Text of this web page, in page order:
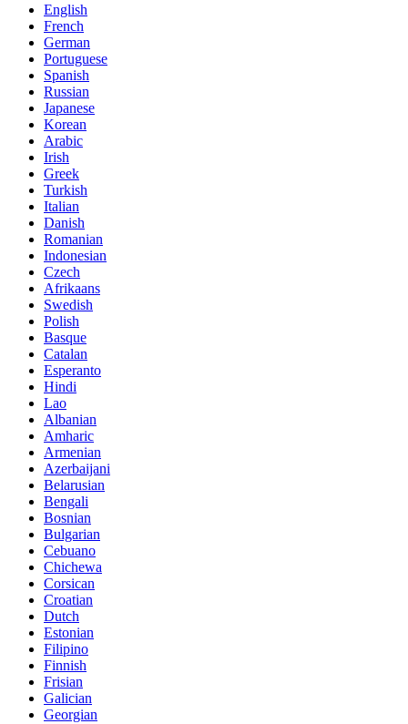
English
French
German
Portuguese
Spanish
Russian
Japanese
Korean
Arabic
Irish
Greek
Turkish
Italian
Danish
Romanian
Indonesian
Czech
Afrikaans
Swedish
Polish
Basque
Catalan
Esperanto
Hindi
Lao
Albanian
Amharic
Armenian
Azerbaijani
Belarusian
Bengali
Bosnian
Bulgarian
Cebuano
Chichewa
Corsican
Croatian
Dutch
Estonian
Filipino
Finnish
Frisian
Galician
Georgian